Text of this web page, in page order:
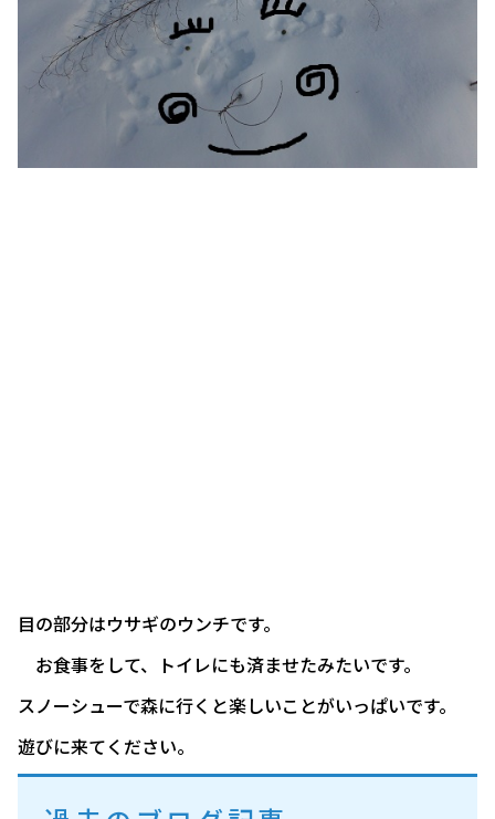
目の部分はウサギのウンチです。
お食事をして、トイレにも済ませたみたいです。
スノーシューで森に行くと楽しいことがいっぱいです。
遊びに来てください。